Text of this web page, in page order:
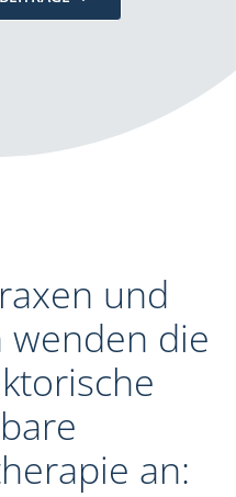
und
wenden die
an: